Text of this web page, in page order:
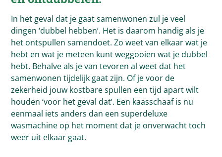
In het geval dat je gaat samenwonen zul je veel
dingen ‘dubbel hebben’. Het is daarom handig als je
het ontspullen samendoet. Zo weet van elkaar wat je
hebt en wat je meteen kunt weggooien wat je dubbel
hebt. Behalve als je van tevoren al weet dat het
samenwonen tijdelijk gaat zijn. Of je voor de
zekerheid jouw kostbare spullen een tijd apart wilt
houden ‘voor het geval dat’. Een kaasschaaf is nu
eenmaal iets anders dan een superdeluxe
wasmachine op het moment dat je onverwacht toch
weer uit elkaar gaat.